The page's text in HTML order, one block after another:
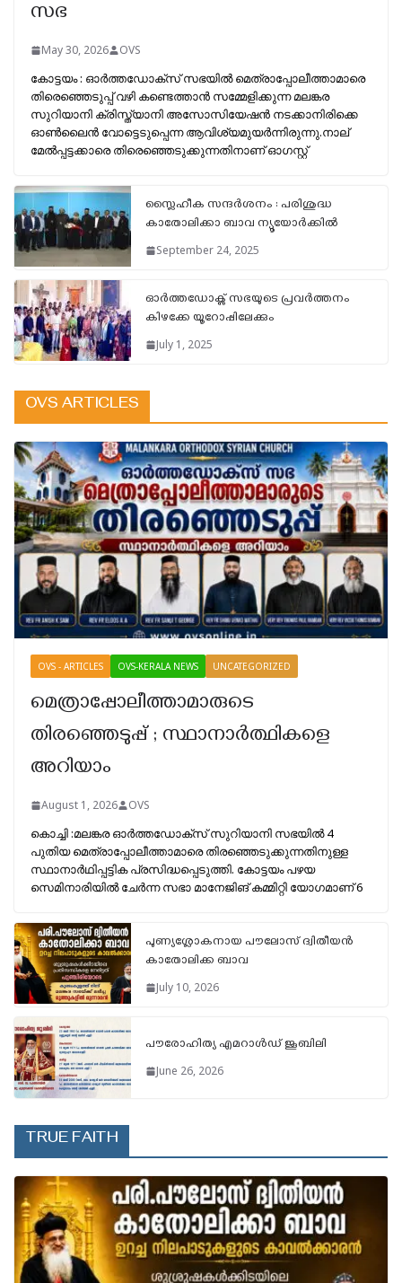
സഭ
May 30, 2026 OVS
കോട്ടയം : ഓർത്തഡോക്സ് സഭയിൽ മെത്രാപ്പോലീത്താമാരെ
തിരെഞ്ഞെടുപ്പ് വഴി കണ്ടെത്താൻ സമ്മേളിക്കുന്ന മലങ്കര
സുറിയാനി ക്രിസ്ത്യാനി അസോസിയേഷൻ നടക്കാനിരിക്കെ
ഓൺലൈൻ വോട്ടെടുപ്പെന്ന ആവിശ്യമുയർന്നിരുന്നു.നാല്
മേൽപ്പട്ടക്കാരെ തിരെഞ്ഞെടുക്കുന്നതിനാണ് ഓഗസ്റ്റ്‌
സ്ലൈഹീക സന്ദർശനം : പരിശുദ്ധ
കാതോലിക്കാ ബാവ ന്യൂയോർക്കിൽ
September 24, 2025
ഓർത്തഡോക്സ്‌ സഭയുടെ പ്രവർത്തനം
കിഴക്കേ യൂറോപ്പിലേക്കും
July 1, 2025
OVS ARTICLES
OVS - ARTICLES OVS-KERALA NEWS UNCATEGORIZED
മെത്രാപ്പോലീത്താമാരുടെ
തിരഞ്ഞെടുപ്പ് ; സ്ഥാനാർത്ഥികളെ
അറിയാം
August 1, 2026 OVS
കൊച്ചി :മലങ്കര ഓർത്തഡോക്സ് സുറിയാനി സഭയിൽ 4
പുതിയ മെത്രാപ്പോലീത്താമാരെ തിരഞ്ഞെടുക്കുന്നതിനുള്ള
സ്ഥാനാർഥിപ്പട്ടിക പ്രസിദ്ധപ്പെടുത്തി. കോട്ടയം പഴയ
സെമിനാരിയിൽ ചേർന്ന സഭാ മാനേജിങ് കമ്മിറ്റി യോഗമാണ് 6
പുണ്യശ്ലോകനായ പൗലോസ് ദ്വിതീയൻ
കാതോലിക്ക ബാവ
July 10, 2026
പൗരോഹിത്യ എമറാള്‍ഡ് ജൂബിലി
June 26, 2026
TRUE FAITH